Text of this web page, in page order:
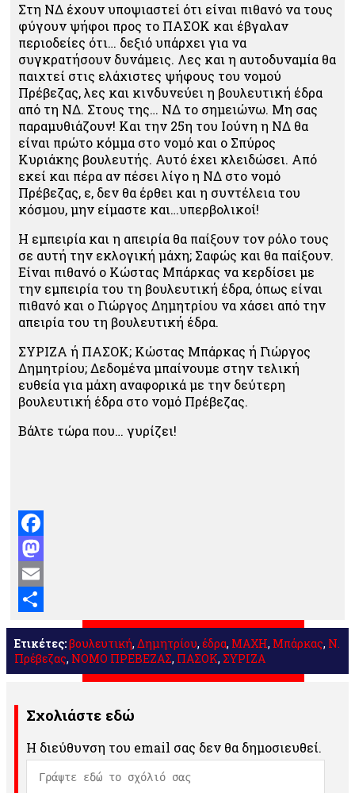
Στη ΝΔ έχουν υποψιαστεί ότι είναι πιθανό να τους
φύγουν ψήφοι προς το ΠΑΣΟΚ και έβγαλαν
περιοδείες ότι… δεξιό υπάρχει για να
συγκρατήσουν δυνάμεις. Λες και η αυτοδυναμία θα
παιχτεί στις ελάχιστες ψήφους του νομού
Πρέβεζας, λες και κινδυνεύει η βουλευτική έδρα
από τη ΝΔ. Στους της… ΝΔ το σημειώνω. Μη σας
παραμυθιάζουν! Και την 25η του Ιούνη η ΝΔ θα
είναι πρώτο κόμμα στο νομό και ο Σπύρος
Κυριάκης βουλευτής. Αυτό έχει κλειδώσει. Από
εκεί και πέρα αν πέσει λίγο η ΝΔ στο νομό
Πρέβεζας, ε, δεν θα έρθει και η συντέλεια του
κόσμου, μην είμαστε και…υπερβολικοί!
Η εμπειρία και η απειρία θα παίξουν τον ρόλο τους
σε αυτή την εκλογική μάχη; Σαφώς και θα παίξουν.
Είναι πιθανό ο Κώστας Μπάρκας να κερδίσει με
την εμπειρία του τη βουλευτική έδρα, όπως είναι
πιθανό και ο Γιώργος Δημητρίου να χάσει από την
απειρία του τη βουλευτική έδρα.
ΣΥΡΙΖΑ ή ΠΑΣΟΚ; Κώστας Μπάρκας ή Γιώργος
Δημητρίου; Δεδομένα μπαίνουμε στην τελική
ευθεία για μάχη αναφορικά με την δεύτερη
βουλευτική έδρα στο νομό Πρέβεζας.
Βάλτε τώρα που… γυρίζει!
Facebook
Mastodon
Email
Μοιραστείτε
Ετικέτες:βουλευτική, Δημητρίου, έδρα, ΜΑΧΗ, Μπάρκας, Ν.
Πρέβεζας, ΝΟΜΟ ΠΡΕΒΕΖΑΣ, ΠΑΣΟΚ, ΣΥΡΙΖΑ
Σχολιάστε εδώ
Η διεύθυνση του email σας δεν θα δημοσιευθεί.